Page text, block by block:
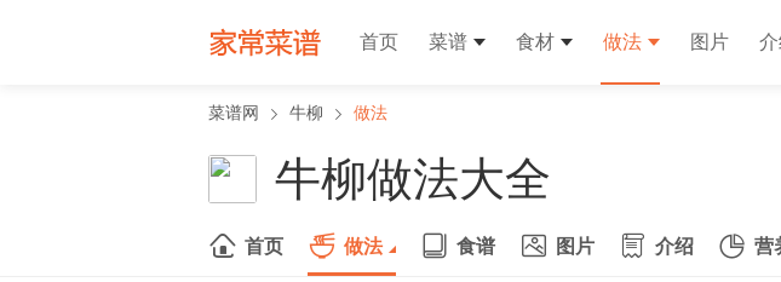
首页 菜谱 食材 做法 图片
菜谱网 牛柳 做法
牛柳做法大全
首页 做法 食谱 图片 介绍 营